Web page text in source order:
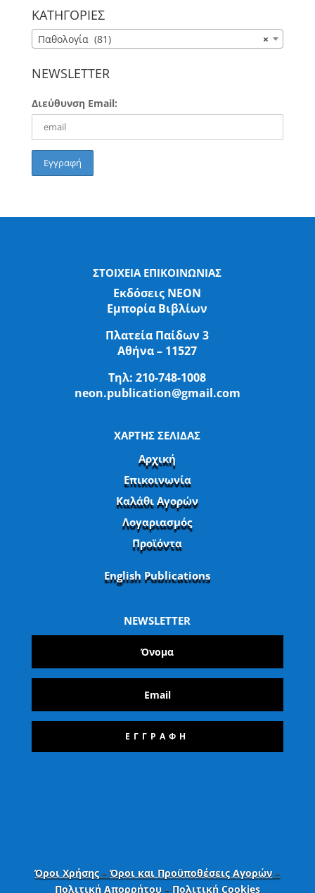
ΚΑΤΗΓΟΡΙΕΣ
×
Παθολογία (81)
NEWSLETTER
Διεύθυνση Email:
ΣΤΟΙΧΕΙΑ ΕΠΙΚΟΙΝΩΝΙΑΣ
Εκδόσεις ΝΕΟΝ
Εμπορία Βιβλίων
Πλατεία Παίδων 3
Αθήνα – 11527
Τηλ:210-748-1008
neon.publication@gmail.com
ΧΑΡΤΗΣ ΣΕΛΙΔΑΣ
Αρχική
Επικοινωνία
Καλάθι Αγορών
Λογαριασμός
Προϊόντα
English Publications
NEWSLETTER
ΕΓΓΡΑΦΗ
Όροι Χρήσης –Όροι και Προϋποθέσεις Αγορών–
Πολιτική Απορρήτου– Πολιτική Cookies